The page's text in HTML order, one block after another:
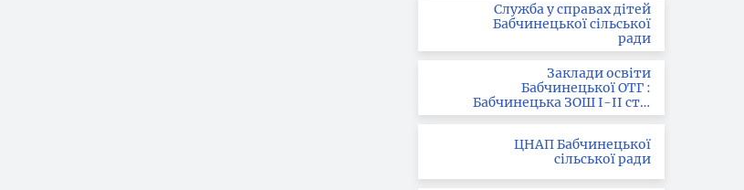
Служба у справах дітей
Бабчинецької сільської
ради
Заклади освіти
Бабчинецької ОТГ :
Бабчинецька ЗОШ І-ІІ ст. ;
Вила-Ярузька ЗОШ І-ІІІ
ЦНАП Бабчинецької
сільської ради